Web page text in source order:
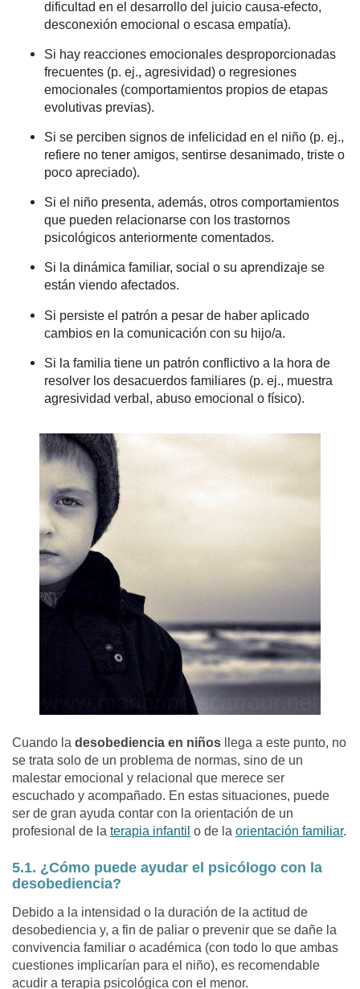
dificultad en el desarrollo del juicio causa-efecto,
desconexión emocional o escasa empatía).
Si hay reacciones emocionales desproporcionadas
frecuentes (p. ej., agresividad) o regresiones
emocionales (comportamientos propios de etapas
evolutivas previas).
Si se perciben signos de infelicidad en el niño (p. ej.,
refiere no tener amigos, sentirse desanimado, triste o
poco apreciado).
Si el niño presenta, además, otros comportamientos
que pueden relacionarse con los trastornos
psicológicos anteriormente comentados.
Si la dinámica familiar, social o su aprendizaje se
están viendo afectados.
Si persiste el patrón a pesar de haber aplicado
cambios en la comunicación con su hijo/a.
Si la familia tiene un patrón conflictivo a la hora de
resolver los desacuerdos familiares (p. ej., muestra
agresividad verbal, abuso emocional o físico).
Cuando la desobediencia en niños llega a este punto, no
se trata solo de un problema de normas, sino de un
malestar emocional y relacional que merece ser
escuchado y acompañado. En estas situaciones, puede
ser de gran ayuda contar con la orientación de un
profesional de la terapia infantil o de la orientación familiar.
5.1. ¿Cómo puede ayudar el psicólogo con la
desobediencia?
Debido a la intensidad o la duración de la actitud de
desobediencia y, a fin de paliar o prevenir que se dañe la
convivencia familiar o académica (con todo lo que ambas
cuestiones implicarían para el niño), es recomendable
acudir a terapia psicológica con el menor.